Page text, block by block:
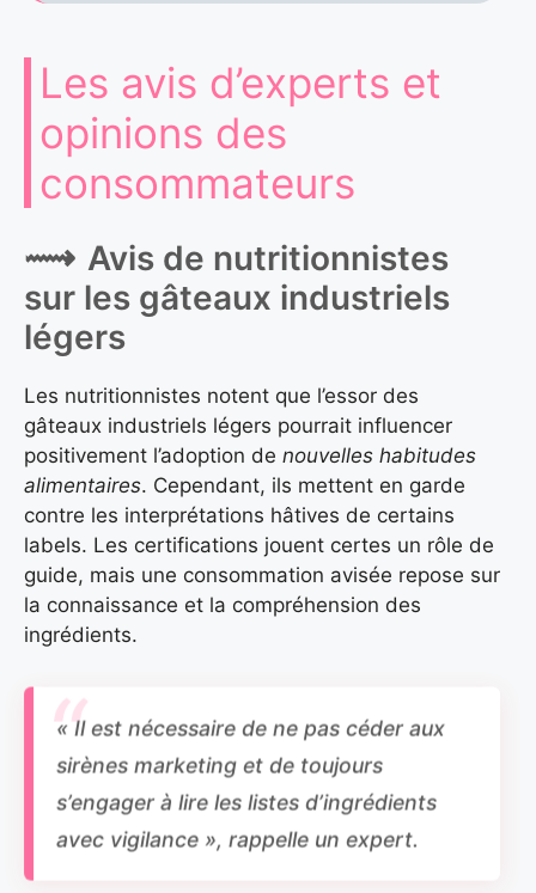
Les avis d’experts et
opinions des
consommateurs
Avis de nutritionnistes
sur les gâteaux industriels
légers
Les nutritionnistes notent que l’essor des
gâteaux industriels légers pourrait influencer
positivement l’adoption de nouvelles habitudes
alimentaires. Cependant, ils mettent en garde
contre les interprétations hâtives de certains
labels. Les certifications jouent certes un rôle de
guide, mais une consommation avisée repose sur
la connaissance et la compréhension des
ingrédients.
« Il est nécessaire de ne pas céder aux
sirènes marketing et de toujours
s’engager à lire les listes d’ingrédients
avec vigilance », rappelle un expert.